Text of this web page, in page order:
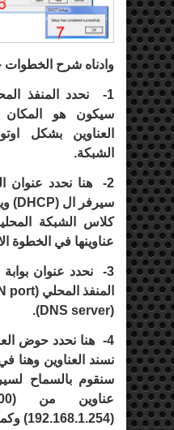
وادناه شرح
1- نحدد المنفذ
سيكون هو المكان
العناوين بشكل
الشبكة.
2-
هنا نحدد عنوان
سيرفر ال (DHCP
)
كلاس الشبكة
عناوينها في الخطوة
3-
نحدد عنوان
المنفذ المحلي (port
(
DNS server
).
4-
هنا نحدد حوض
نسند العناوين وهنا
سنقوم بالسماح
عناوين من (
(
192.168.1.254
)